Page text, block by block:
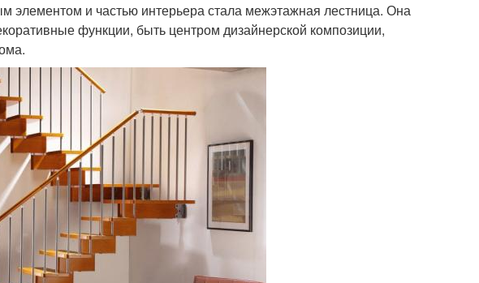
элементом и частью интерьера стала межэтажная лестница. Она
функции, быть центром дизайнерской композиции,